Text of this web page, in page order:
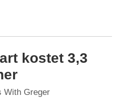
kostet 3,3
With Greger